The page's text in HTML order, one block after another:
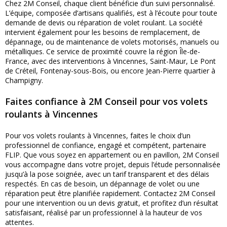
Chez 2M Conseil, chaque client bénéficie d’un suivi personnalisé.
L’équipe, composée d’artisans qualifiés, est à l’écoute pour toute
demande de devis ou réparation de volet roulant. La société
intervient également pour les besoins de remplacement, de
dépannage, ou de maintenance de volets motorisés, manuels ou
métalliques. Ce service de proximité couvre la région Île-de-
France, avec des interventions à Vincennes, Saint-Maur, Le Pont
de Créteil, Fontenay-sous-Bois, ou encore Jean-Pierre quartier à
Champigny.
Faites confiance à 2M Conseil pour vos volets
roulants à Vincennes
Pour vos volets roulants à Vincennes, faites le choix d’un
professionnel de confiance, engagé et compétent, partenaire
FLIP. Que vous soyez en appartement ou en pavillon, 2M Conseil
vous accompagne dans votre projet, depuis l’étude personnalisée
jusqu’à la pose soignée, avec un tarif transparent et des délais
respectés. En cas de besoin, un dépannage de volet ou une
réparation peut être planifiée rapidement. Contactez 2M Conseil
pour une intervention ou un devis gratuit, et profitez d’un résultat
satisfaisant, réalisé par un professionnel à la hauteur de vos
attentes.